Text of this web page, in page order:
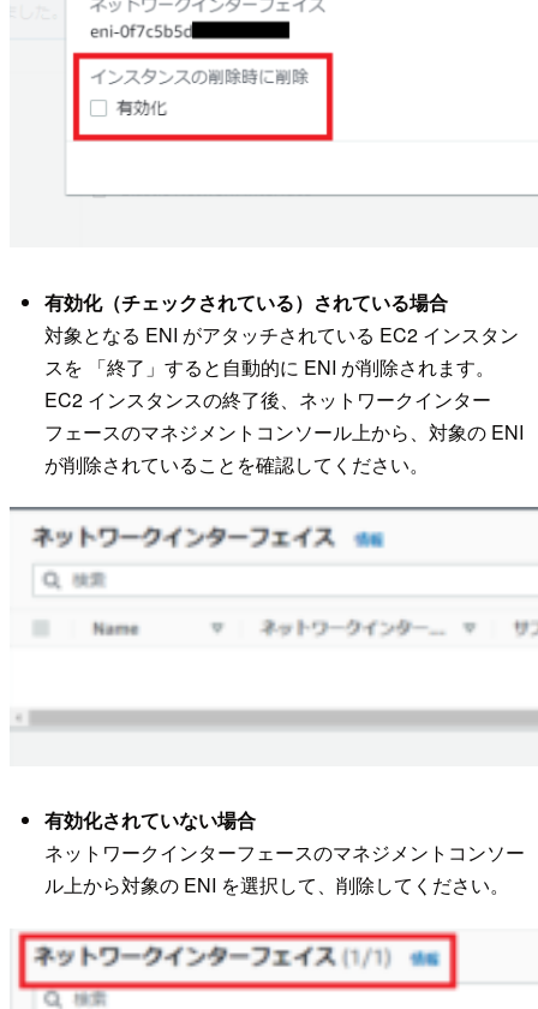
有効化（チェックされている）されている場合
対象となる ENI がアタッチされている EC2 インスタン
スを 「終了」すると自動的に ENI が削除されます。
EC2 インスタンスの終了後、ネットワークインター
フェースのマネジメントコンソール上から、対象の ENI
が削除されていることを確認してください。
有効化されていない場合
ネットワークインターフェースのマネジメントコンソー
ル上から対象の ENI を選択して、削除してください。